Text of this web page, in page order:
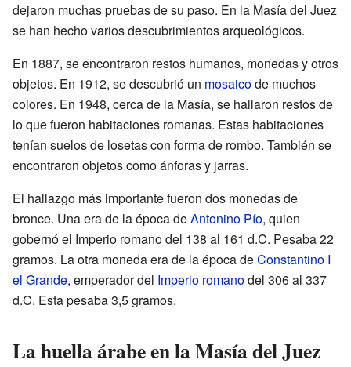
dejaron muchas pruebas de su paso. En la Masía del Juez
se han hecho varios descubrimientos arqueológicos.
En 1887, se encontraron restos humanos, monedas y otros
objetos. En 1912, se descubrió un mosaicode muchos
colores. En 1948, cerca de la Masía, se hallaron restos de
lo que fueron habitaciones romanas. Estas habitaciones
tenían suelos de losetas con forma de rombo. También se
encontraron objetos como ánforas y jarras.
El hallazgo más importante fueron dos monedas de
bronce. Una era de la época deAntonino Pío, quien
gobernó el Imperio romano del 138 al 161 d.C. Pesaba 22
gramos. La otra moneda era de la época deConstantino I
el Grande, emperador del Imperio romanodel 306 al 337
d.C. Esta pesaba 3,5 gramos.
La huella árabe en la Masía del Juez